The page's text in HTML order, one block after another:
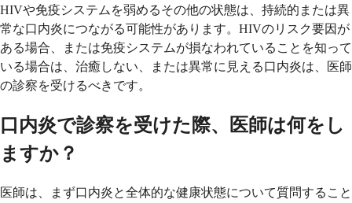
HIVや免疫システムを弱めるその他の状態は、持続的または異
常な口内炎につながる可能性があります。HIVのリスク要因が
ある場合、または免疫システムが損なわれていることを知って
いる場合は、治癒しない、または異常に見える口内炎は、医師
の診察を受けるべきです。
口内炎で診察を受けた際、医師は何をし
ますか？
医師は、まず口内炎と全体的な健康状態について質問すること